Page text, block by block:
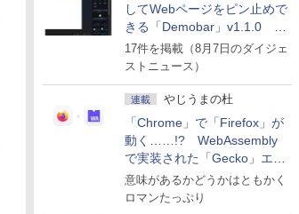
してWebページをピン止めで
きる「Demobar」v1.1.0 ほ
か
17件を掲載（8月7日のダイジェ
ストニュース）
連載 やじうまの杜
「Chrome」で「Firefox」が
動く……!? WebAssembly
で実装された「Gecko」エン
ジン
意味があるかどうかはともかく
ロマンたっぷり